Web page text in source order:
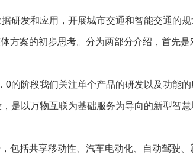
发和应用，开展城市交通和智能交通的
方案的初步思考。分为两部分介绍，首先
阶段我们关注单个产品的研发以及功能
是以万物互联为基础服务为导向的新型智慧
括共享移动性、汽车电动化、自动驾驶